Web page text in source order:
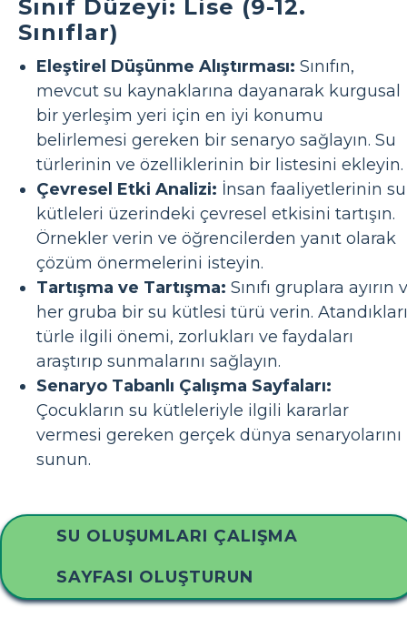
Sınıf Düzeyi: Lise (9-12.
Sınıflar)
Eleştirel Düşünme Alıştırması: Sınıfın,
mevcut su kaynaklarına dayanarak kurgusal
bir yerleşim yeri için en iyi konumu
belirlemesi gereken bir senaryo sağlayın. Su
türlerinin ve özelliklerinin bir listesini ekleyin.
Çevresel Etki Analizi: İnsan faaliyetlerinin su
kütleleri üzerindeki çevresel etkisini tartışın.
Örnekler verin ve öğrencilerden yanıt olarak
çözüm önermelerini isteyin.
Tartışma ve Tartışma: Sınıfı gruplara ayırın
her gruba bir su kütlesi türü verin. Atandıkları
türle ilgili önemi, zorlukları ve faydaları
araştırıp sunmalarını sağlayın.
Senaryo Tabanlı Çalışma Sayfaları:
Çocukların su kütleleriyle ilgili kararlar
vermesi gereken gerçek dünya senaryolarını
sunun.
SU OLUŞUMLARI ÇALIŞMA
SAYFASI OLUŞTURUN